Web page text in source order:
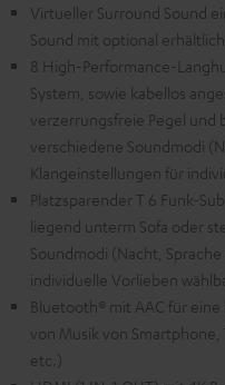
Virtueller Surround Sound
Sound mit optional
8 High-Performance-
System, sowie kabellos
verzerrungsfreie Pegel und
verschiedene Soundmodi
Klangeinstellungen für
Platzsparender T 6 Funk-
liegend unterm Sofa oder
Soundmodi (Nacht,
individuelle Vorlieben
Bluetooth® mit AAC für
von Musik von
etc.)